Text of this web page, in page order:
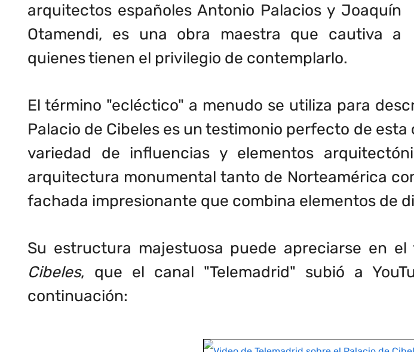
arquitectos españoles Antonio Palacios y Joaquín
Otamendi, es una obra maestra que cautiva a
quienes tienen el privilegio de contemplarlo.
El término "ecléctico" a menudo se utiliza para
Palacio de Cibeles es un testimonio perfecto de
variedad de influencias y elementos
arquitectura monumental tanto de Norteamérica
fachada impresionante que combina elementos de
Su estructura majestuosa puede apreciarse en el
Cibeles, que el canal "Telemadrid" subió a
continuación: